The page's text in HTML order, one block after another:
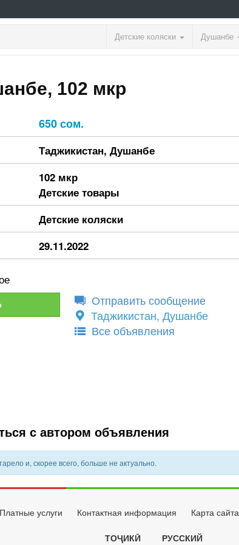
Детские коляски Душанбе
102 мкр
650 сом.
Таджикистан, Душанбе
102 мкр
Детские товары
Детские коляски
29.11.2022
Отправить сообщение
Таджикистан, Душанбе
Все объявления
с автором объявления
и, скорее всего, больше не актуально.
Платные услуги Контактная информация Карта сайта
ТОҶИКӢ РУССКИЙ